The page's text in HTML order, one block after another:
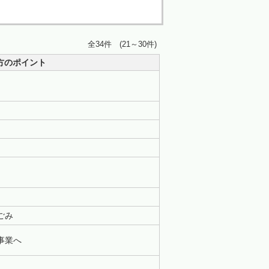
全34件 (21～30件)
のポイント
み
業へ